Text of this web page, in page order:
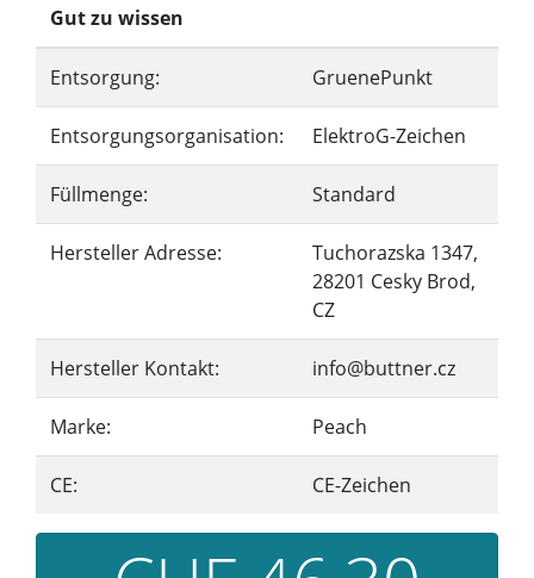
Gut zu wissen
Entsorgung: GruenePunkt
Entsorgungsorganisation: ElektroG-Zeichen
Füllmenge: Standard
Hersteller Adresse:
Tuchorazska 1347,
28201 Cesky Brod,
CZ
Hersteller Kontakt: info@buttner.cz
Marke: Peach
CE: CE-Zeichen